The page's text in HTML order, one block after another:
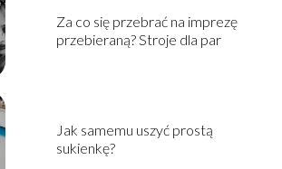
Za co się przebrać na imprezę
przebieraną? Stroje dla par
Jak samemu uszyć prostą
sukienkę?